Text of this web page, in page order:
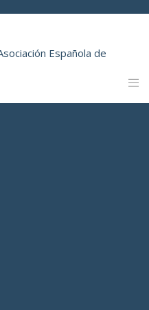
Española de